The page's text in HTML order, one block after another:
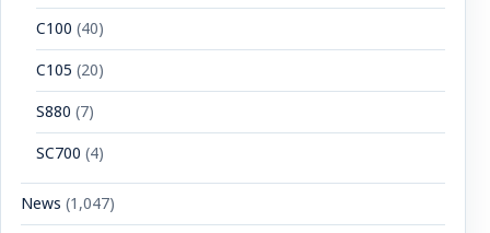
C100 (40)
C105 (20)
S880 (7)
SC700 (4)
News (1,047)